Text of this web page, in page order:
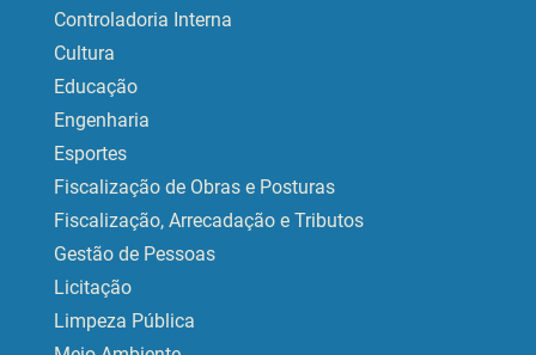
Controladoria Interna
Cultura
Educação
Engenharia
Esportes
Fiscalização de Obras e Posturas
Fiscalização, Arrecadação e Tributos
Gestão de Pessoas
Licitação
Limpeza Pública